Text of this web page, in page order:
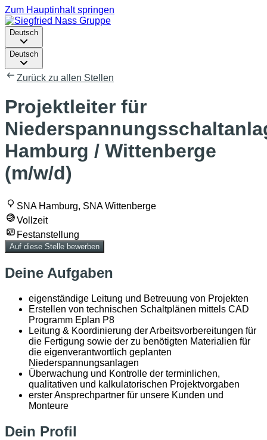
Zum Hauptinhalt springen
Deutsch
Deutsch
Zurück zu allen Stellen
Projektleiter für
Hamburg / Wittenberge
(m/w/d)
SNA Hamburg, SNA Wittenberge
Vollzeit
Festanstellung
Auf diese Stelle bewerben
Deine Aufgaben
eigenständige Leitung und Betreuung von Projekten
Erstellen von technischen Schaltplänen mittels CAD
Programm Eplan P8
Leitung & Koordinierung der Arbeitsvorbereitungen für
die Fertigung sowie der zu benötigten Materialien für
die eigenverantwortlich geplanten
Niederspannungsanlagen
Überwachung und Kontrolle der terminlichen,
qualitativen und kalkulatorischen Projektvorgaben
erster Ansprechpartner für unsere Kunden und
Monteure
Dein Profil